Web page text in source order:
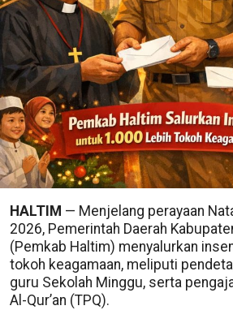
HALTIM — Menjelang perayaan
2026, Pemerintah Daerah
(Pemkab Haltim) menyalurkan
tokoh keagamaan, meliputi
guru Sekolah Minggu, serta
Al-Qur’an (TPQ).